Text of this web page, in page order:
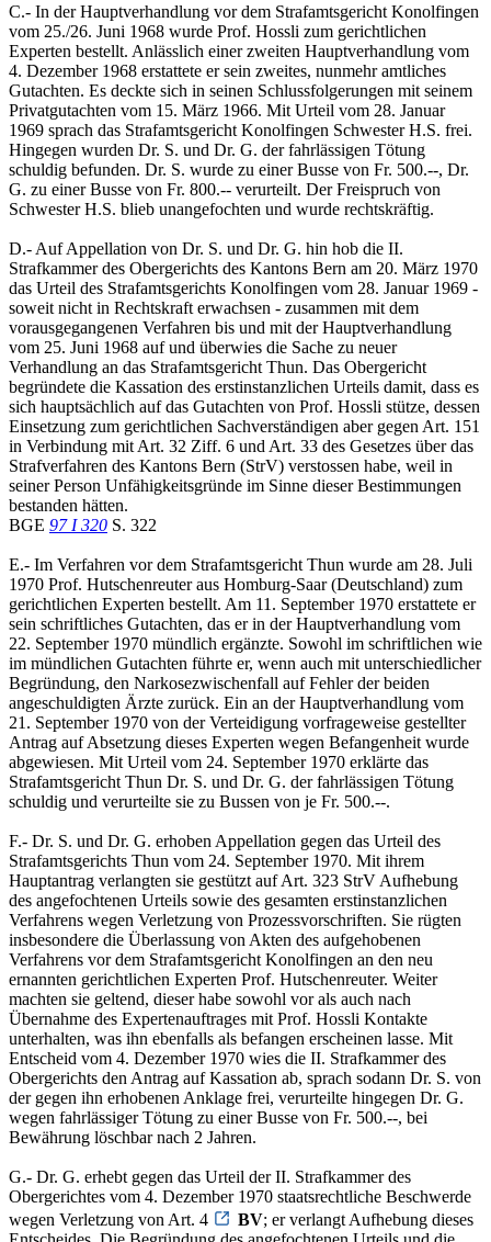
C.- In der Hauptverhandlung vor dem Strafamtsgericht Konolfingen
vom 25./26. Juni 1968 wurde Prof. Hossli zum gerichtlichen
Experten bestellt. Anlässlich einer zweiten Hauptverhandlung vom
4. Dezember 1968 erstattete er sein zweites, nunmehr amtliches
Gutachten. Es deckte sich in seinen Schlussfolgerungen mit seinem
Privatgutachten vom 15. März 1966. Mit Urteil vom 28. Januar
1969 sprach das Strafamtsgericht Konolfingen Schwester H.S. frei.
Hingegen wurden Dr. S. und Dr. G. der fahrlässigen Tötung
schuldig befunden. Dr. S. wurde zu einer Busse von Fr. 500.--, Dr.
G. zu einer Busse von Fr. 800.-- verurteilt. Der Freispruch von
Schwester H.S. blieb unangefochten und wurde rechtskräftig.
D.- Auf Appellation von Dr. S. und Dr. G. hin hob die II.
Strafkammer des Obergerichts des Kantons Bern am 20. März 1970
das Urteil des Strafamtsgerichts Konolfingen vom 28. Januar 1969 -
soweit nicht in Rechtskraft erwachsen - zusammen mit dem
vorausgegangenen Verfahren bis und mit der Hauptverhandlung
vom 25. Juni 1968 auf und überwies die Sache zu neuer
Verhandlung an das Strafamtsgericht Thun. Das Obergericht
begründete die Kassation des erstinstanzlichen Urteils damit, dass es
sich hauptsächlich auf das Gutachten von Prof. Hossli stütze, dessen
Einsetzung zum gerichtlichen Sachverständigen aber gegen Art. 151
in Verbindung mit Art. 32 Ziff. 6 und Art. 33 des Gesetzes über das
Strafverfahren des Kantons Bern (StrV) verstossen habe, weil in
seiner Person Unfähigkeitsgründe im Sinne dieser Bestimmungen
bestanden hätten.
BGE 97 I 320 S. 322
E.- Im Verfahren vor dem Strafamtsgericht Thun wurde am 28. Juli
1970 Prof. Hutschenreuter aus Homburg-Saar (Deutschland) zum
gerichtlichen Experten bestellt. Am 11. September 1970 erstattete er
sein schriftliches Gutachten, das er in der Hauptverhandlung vom
22. September 1970 mündlich ergänzte. Sowohl im schriftlichen wie
im mündlichen Gutachten führte er, wenn auch mit unterschiedlicher
Begründung, den Narkosezwischenfall auf Fehler der beiden
angeschuldigten Ärzte zurück. Ein an der Hauptverhandlung vom
21. September 1970 von der Verteidigung vorfrageweise gestellter
Antrag auf Absetzung dieses Experten wegen Befangenheit wurde
abgewiesen. Mit Urteil vom 24. September 1970 erklärte das
Strafamtsgericht Thun Dr. S. und Dr. G. der fahrlässigen Tötung
schuldig und verurteilte sie zu Bussen von je Fr. 500.--.
F.- Dr. S. und Dr. G. erhoben Appellation gegen das Urteil des
Strafamtsgerichts Thun vom 24. September 1970. Mit ihrem
Hauptantrag verlangten sie gestützt auf Art. 323 StrV Aufhebung
des angefochtenen Urteils sowie des gesamten erstinstanzlichen
Verfahrens wegen Verletzung von Prozessvorschriften. Sie rügten
insbesondere die Überlassung von Akten des aufgehobenen
Verfahrens vor dem Strafamtsgericht Konolfingen an den neu
ernannten gerichtlichen Experten Prof. Hutschenreuter. Weiter
machten sie geltend, dieser habe sowohl vor als auch nach
Übernahme des Expertenauftrages mit Prof. Hossli Kontakte
unterhalten, was ihn ebenfalls als befangen erscheinen lasse. Mit
Entscheid vom 4. Dezember 1970 wies die II. Strafkammer des
Obergerichts den Antrag auf Kassation ab, sprach sodann Dr. S. von
der gegen ihn erhobenen Anklage frei, verurteilte hingegen Dr. G.
wegen fahrlässiger Tötung zu einer Busse von Fr. 500.--, bei
Bewährung löschbar nach 2 Jahren.
G.- Dr. G. erhebt gegen das Urteil der II. Strafkammer des
Obergerichtes vom 4. Dezember 1970 staatsrechtliche Beschwerde
wegen Verletzung von Art. 4
BV; er verlangt Aufhebung dieses